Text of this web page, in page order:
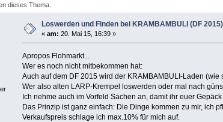
dieses Thema.
Loswerden und Finden bei KRAMBAMBULI (DF 2015)
«am: 20. Mai 15, 16:39 »
Apropos Flohmarkt...
Wer es noch nicht mitbekommen hat:
Auch auf dem DF 2015 wird der KRAMBAMBULI-Laden
Wer also alten LARP-Krempel loswerden oder mal nach
Ich nehme auch im Vorfeld Sachen an, damit ihr euer
Das Prinzip ist ganz einfach: Die Dinge kommen zu mir, ich
Verkaufspreis schlage ich max.10% für mich auf.